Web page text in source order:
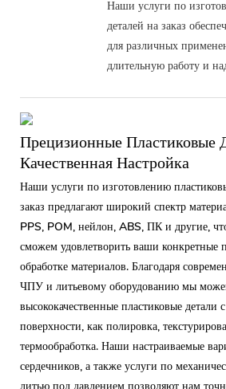
Наши услуги по
деталей на заказ
для различных
длительную работу и
Прецизионные
Качественная Настройка
Наши услуги по изготовлению
заказ предлагают широкий спектр
PPS, POM, нейлон, ABS, ПК и другие,
сможем удовлетворить ваши конкретные
обработке материалов. Благодаря
ЧПУ и литьевому оборудованию мы
высококачественные пластиковые детали
поверхности, как полировка,
термообработка. Наши настраиваемые
сердечников, а также услуги по